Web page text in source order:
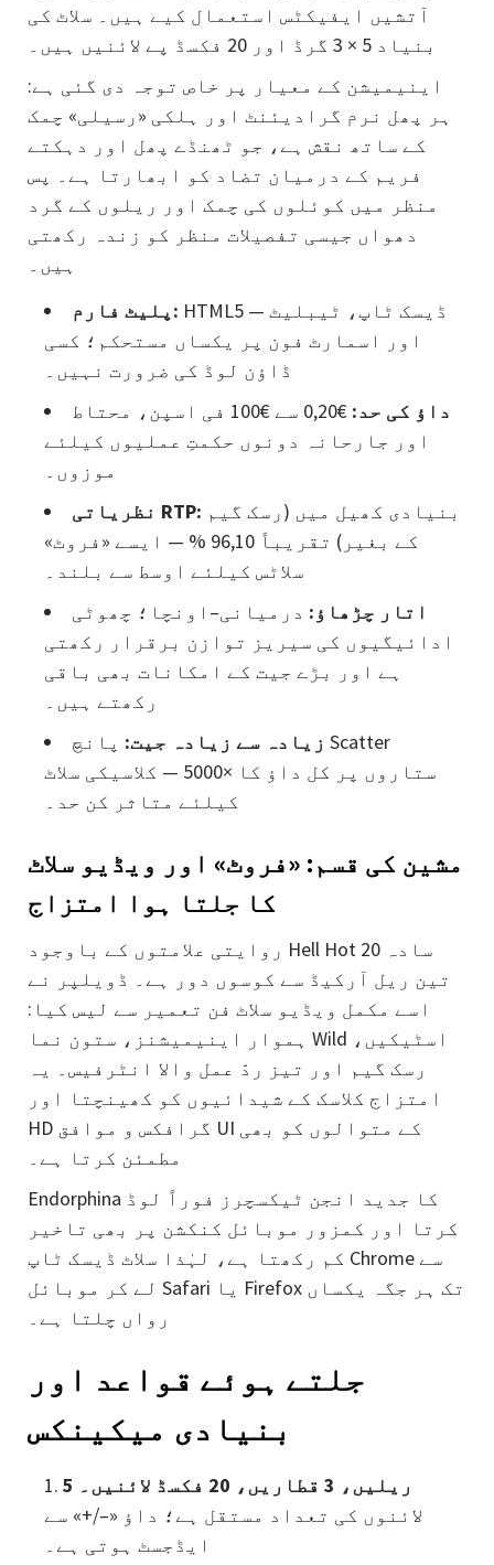
آتشیں ایفیکٹس استعمال کیے ہیں۔ سلاٹ کی
بنیاد 5 × 3 گرڈ اور 20 فکسڈ پے لائنیں ہیں۔
اینیمیشن کے معیار پر خاص توجہ دی گئی ہے:
ہر پھل نرم گرادیئنٹ اور ہلکی «رسیلی» چمک
کے ساتھ نقش ہے، جو ٹھنڈے پھل اور دہکتے
فریم کے درمیان تضاد کو ابھارتا ہے۔ پس
منظر میں کوئلوں کی چمک اور ریلوں کے گرد
دھواں جیسی تفصیلات منظر کو زندہ رکھتی
ہیں۔
پلیٹ فارم: HTML5 — ڈیسک ٹاپ، ٹیبلیٹ
اور اسمارٹ فون پر یکساں مستحکم؛ کسی
ڈاؤن لوڈ کی ضرورت نہیں۔
داؤ کی حد:
€0,20 سے €100 فی اسپن، محتاط
اور جارحانہ دونوں حکمتِ عملیوں کیلئے
موزوں۔
نظریاتی RTP:
کے بغیر) تقریباً 96,10 % — ایسے «فروٹ»
سلاٹس کیلئے اوسط سے بلند۔
اتار چڑھاؤ: درمیانی–اونچا؛ چھوٹی
ادائیگیوں کی سیریز توازن برقرار رکھتی
ہے اور بڑے جیت کے امکانات بھی باقی
رکھتے ہیں۔
زیادہ سے زیادہ جیت: پانچ Scatter
ستاروں پر کل داؤ کا ×5000 — کلاسیکی سلاٹ
کیلئے متاثر کن حد۔
مشین کی قسم: «فروٹ» اور ویڈیو سلاٹ
کا جلتا ہوا امتزاج
روایتی علامتوں کے باوجود Hell Hot 20 سادہ
تین ریل آرکیڈ سے کوسوں دور ہے۔ ڈویلپر نے
اسے مکمل ویڈیو سلاٹ فن تعمیر سے لیس کیا:
ہموار اینیمیشنز، ستون نما Wild اسٹیکیں،
رسک گیم اور تیز ردّ عمل والا انٹرفیس۔ یہ
امتزاج کلاسک کے شیدائیوں کو کھینچتا اور
HD گرافکس و موافق UI کے متوالوں کو بھی
مطمئن کرتا ہے۔
Endorphina کا جدید انجن ٹیکسچرز فوراً لوڈ
کرتا اور کمزور موبائل کنکشن پر بھی تاخیر
کم رکھتا ہے، لہٰذا سلاٹ ڈیسک ٹاپ Chrome سے
لے کر موبائل Safari یا Firefox تک ہر جگہ یکساں
رواں چلتا ہے۔
جلتے ہوئے قواعد اور
بنیادی میکینکس
5 ریلیں، 3 قطاریں، 20 فکسڈ لائنیں۔
لائنوں کی تعداد مستقل ہے؛ داؤ «–/+» سے
ایڈجسٹ ہوتی ہے۔